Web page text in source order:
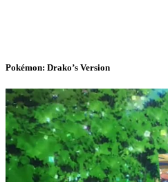
Pokémon: Drako’s Version